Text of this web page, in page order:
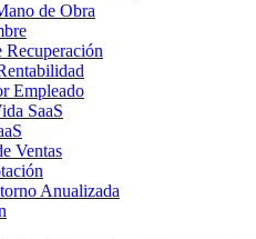
de Obra
Recuperación
Empleado
SaaS
Ventas
Anualizada